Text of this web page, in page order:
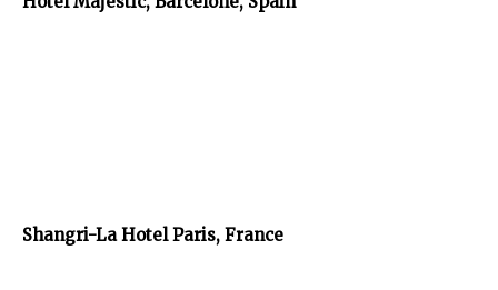
Shangri-La Hotel Paris, France